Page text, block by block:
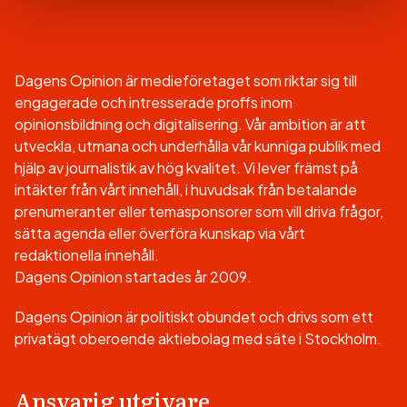
Dagens Opinion är medieföretaget som riktar sig till
engagerade och intresserade proffs inom
opinionsbildning och digitalisering. Vår ambition är att
utveckla, utmana och underhålla vår kunniga publik med
hjälp av journalistik av hög kvalitet. Vi lever främst på
intäkter från vårt innehåll, i huvudsak från betalande
prenumeranter eller temasponsorer som vill driva frågor,
sätta agenda eller överföra kunskap via vårt
redaktionella innehåll.
Dagens Opinion startades år 2009.
Dagens Opinion är politiskt obundet och drivs som ett
privatägt oberoende aktiebolag med säte i Stockholm.
Ansvarig utgivare